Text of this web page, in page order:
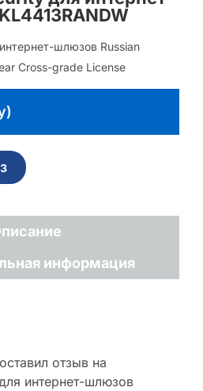
шлюзов Russian
Cross-grade License
информация
отзыв на
интернет-шлюзов